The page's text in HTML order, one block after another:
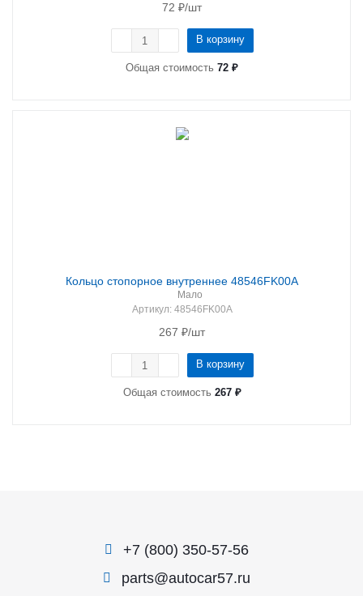
72 ₽/шт
В корзину
Общая стоимость 72 ₽
Кольцо стопорное внутреннее 48546FK00A
Мало
Артикул: 48546FK00A
267 ₽/шт
В корзину
Общая стоимость 267 ₽
+7 (800) 350-57-56
parts@autocar57.ru